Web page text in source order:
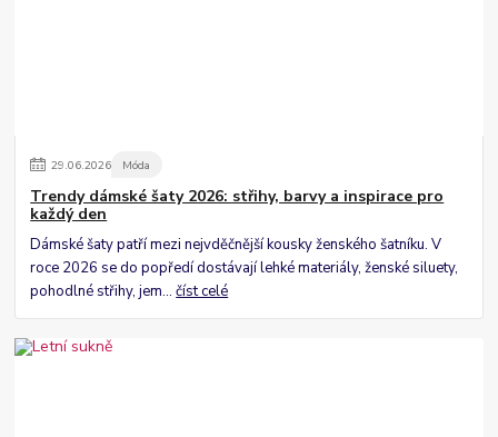
29.06.2026 Móda
Trendy dámské šaty 2026: střihy, barvy a inspirace pro
každý den
Dámské šaty patří mezi nejvděčnější kousky ženského šatníku. V
roce 2026 se do popředí dostávají lehké materiály, ženské siluety,
pohodlné střihy, jem...číst celé